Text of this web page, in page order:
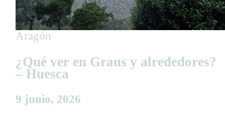
Aragón
¿Qué ver en Graus y alrededores?
– Huesca
9 junio, 2026